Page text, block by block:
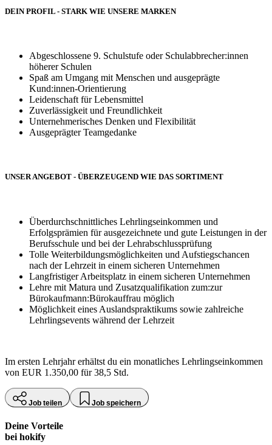
DEIN PROFIL - STARK WIE UNSERE MARKEN
Abgeschlossene 9. Schulstufe oder Schulabbrecher:innen
höherer Schulen
Spaß am Umgang mit Menschen und ausgeprägte
Kund:innen-Orientierung
Leidenschaft für Lebensmittel
Zuverlässigkeit und Freundlichkeit
Unternehmerisches Denken und Flexibilität
Ausgeprägter Teamgedanke
UNSER ANGEBOT - ÜBERZEUGEND WIE DAS SORTIMENT
Überdurchschnittliches Lehrlingseinkommen und
Erfolgsprämien für ausgezeichnete und gute Leistungen in der
Berufsschule und bei der Lehrabschlussprüfung
Tolle Weiterbildungsmöglichkeiten und Aufstiegschancen
nach der Lehrzeit in einem sicheren Unternehmen
Langfristiger Arbeitsplatz in einem sicheren Unternehmen
Lehre mit Matura und Zusatzqualifikation zum:zur
Bürokaufmann:Bürokauffrau möglich
Möglichkeit eines Auslandspraktikums sowie zahlreiche
Lehrlingsevents während der Lehrzeit
Im ersten Lehrjahr erhältst du ein monatliches Lehrlingseinkommen
von EUR 1.350,00 für 38,5 Std.
Job teilen Job speichern
Deine Vorteile
bei hokify